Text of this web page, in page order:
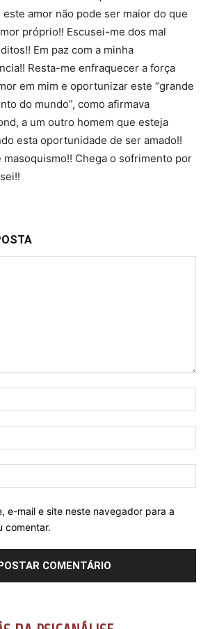
este amor não pode ser maior do que
próprio!! Escusei-me dos mal
Em paz com a minha
Resta-me enfraquecer a força
em mim e oportunizar este “grande
do mundo”, como afirmava
a um outro homem que esteja
esta oportunidade de ser amado!!
masoquismo!! Chega o sofrimento por
e-mail e site neste navegador para a
comentar.